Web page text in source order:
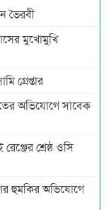
ভৈরবী
মুখোমুখি
গ্রেপ্তার
অভিযোগে সাবেক
শ্রেষ্ঠ ওসি
হুমকির অভিযোগে